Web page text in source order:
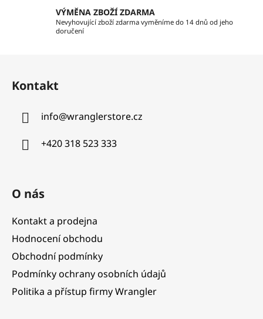
VÝMĚNA ZBOŽÍ ZDARMA
Nevyhovující zboží zdarma vyměníme do 14 dnů od jeho
doručení
Kontakt
info@wranglerstore.cz
+420 318 523 333
O nás
Kontakt a prodejna
Hodnocení obchodu
Obchodní podmínky
Podmínky ochrany osobních údajů
Politika a přístup firmy Wrangler